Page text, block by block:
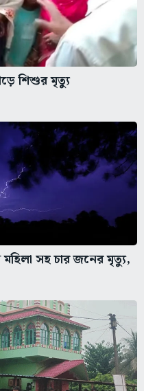
শিশুর মৃত্যু
সহ চার জনের মৃত্যু,